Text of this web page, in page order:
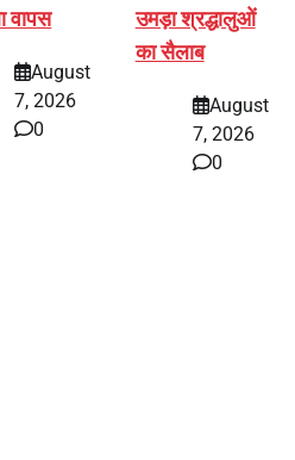
वापस
August
7, 2026
0
उमड़ा श्रद्धालुओं
का सैलाब
August
7, 2026
0